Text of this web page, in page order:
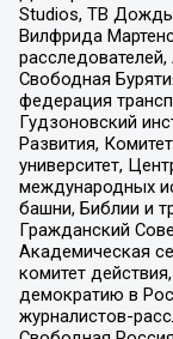
Studios, ТВ
Вилфрида
Свободная
федерация
Гудзоновский
Развития,
университет,
международных
башни, Библии и
Гражданский
Академическая
комитет
демократию в
журналистов-